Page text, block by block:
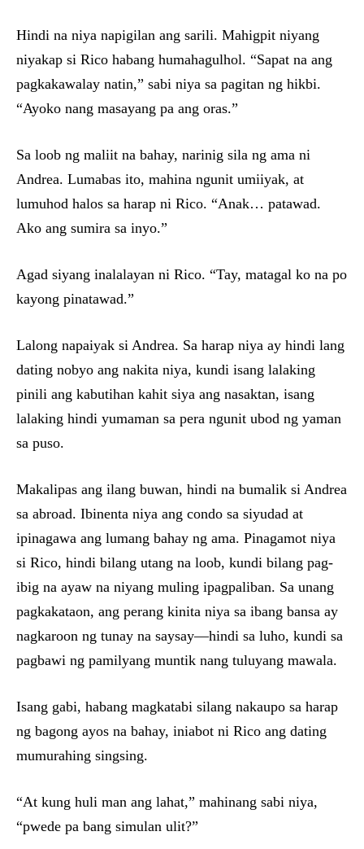
Hindi na niya napigilan ang sarili. Mahigpit niyang
niyakap si Rico habang humahagulhol. “Sapat na ang
pagkakawalay natin,” sabi niya sa pagitan ng hikbi.
“Ayoko nang masayang pa ang oras.”
Sa loob ng maliit na bahay, narinig sila ng ama ni
Andrea. Lumabas ito, mahina ngunit umiiyak, at
lumuhod halos sa harap ni Rico. “Anak… patawad.
Ako ang sumira sa inyo.”
Agad siyang inalalayan ni Rico. “Tay, matagal ko na po
kayong pinatawad.”
Lalong napaiyak si Andrea. Sa harap niya ay hindi lang
dating nobyo ang nakita niya, kundi isang lalaking
pinili ang kabutihan kahit siya ang nasaktan, isang
lalaking hindi yumaman sa pera ngunit ubod ng yaman
sa puso.
Makalipas ang ilang buwan, hindi na bumalik si Andrea
sa abroad. Ibinenta niya ang condo sa siyudad at
ipinagawa ang lumang bahay ng ama. Pinagamot niya
si Rico, hindi bilang utang na loob, kundi bilang pag-
ibig na ayaw na niyang muling ipagpaliban. Sa unang
pagkakataon, ang perang kinita niya sa ibang bansa ay
nagkaroon ng tunay na saysay—hindi sa luho, kundi sa
pagbawi ng pamilyang muntik nang tuluyang mawala.
Isang gabi, habang magkatabi silang nakaupo sa harap
ng bagong ayos na bahay, iniabot ni Rico ang dating
mumurahing singsing.
“At kung huli man ang lahat,” mahinang sabi niya,
“pwede pa bang simulan ulit?”